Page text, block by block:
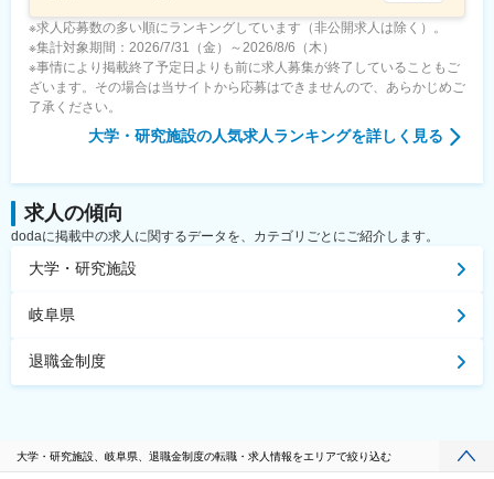
※求人応募数の多い順にランキングしています（非公開求人は除く）。
※集計対象期間：2026/7/31（金）～2026/8/6（木）
※事情により掲載終了予定日よりも前に求人募集が終了していることもご
ざいます。その場合は当サイトから応募はできませんので、あらかじめご
了承ください。
大学・研究施設の人気求人ランキングを詳しく見る
求人の傾向
dodaに掲載中の求人に関するデータを、カテゴリごとにご紹介します。
大学・研究施設
岐阜県
退職金制度
大学・研究施設、岐阜県、退職金制度の転職・求人情報をエリアで絞り込む